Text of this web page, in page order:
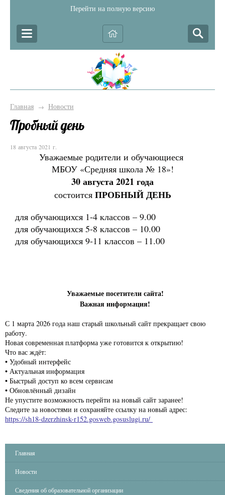
Перейти на полную версию
Главная → Новости
Пробный день
18 августа 2021 г.
Уважаемые родители и обучающиеся
МБОУ «Средняя школа № 18»!
30 августа 2021 года
состоится ПРОБНЫЙ ДЕНЬ
для обучающихся 1-4 классов – 9.00
для обучающихся 5-8 классов – 10.00
для обучающихся 9-11 классов – 11.00
Уважаемые посетители сайта!
Важная информация!
С 1 марта 2026 года наш старый школьный сайт прекращает свою
работу.
Новая современная платформа уже готовится к открытию!
Что вас ждёт:
• Удобный интерфейс
• Актуальная информация
• Быстрый доступ ко всем сервисам
• Обновлённый дизайн
Не упустите возможность перейти на новый сайт заранее!
Следите за новостями и сохраняйте ссылку на новый адрес:
https://sh18-dzerzhinsk-r152.gosweb.gosuslugi.ru/
Главная
Новости
Сведения об образовательной организации